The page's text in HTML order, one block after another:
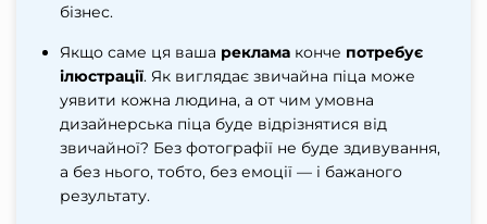
бізнес.
Якщо саме ця ваша реклама конче потребує
ілюстрації. Як виглядає звичайна піца може
уявити кожна людина, а от чим умовна
дизайнерська піца буде відрізнятися від
звичайної? Без фотографії не буде здивування,
а без нього, тобто, без емоції — і бажаного
результату.